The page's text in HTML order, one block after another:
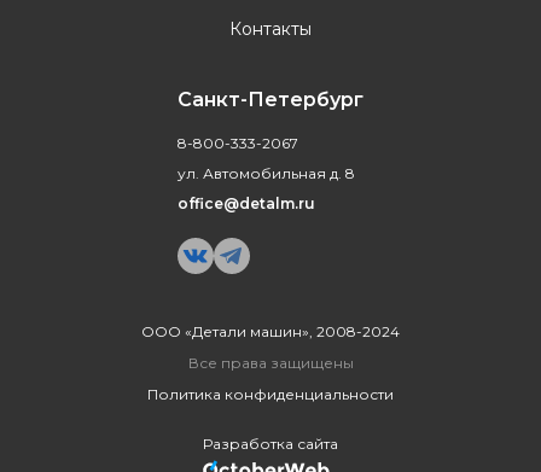
ООО «Детали машин», 2008-2024
Все права защищены
Политика конфиденциальности
Разработка сайта
Контакты
Санкт-Петербург
8-800-333-2067
ул. Автомобильная д. 8
office@detalm.ru